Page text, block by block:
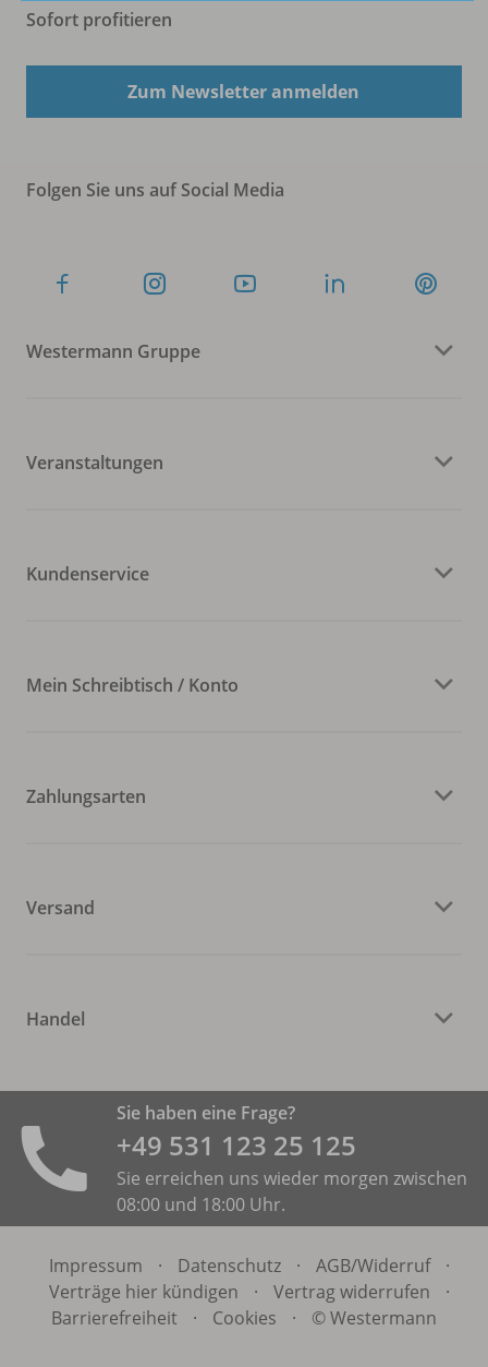
Sofort profitieren
Zum Newsletter anmelden
Folgen Sie uns auf Social Media
Westermann Gruppe
Veranstaltungen
Kundenservice
Mein Schreibtisch / Konto
Zahlungsarten
Versand
Handel
Sie haben eine Frage?
+49 531 ­123 25 125
Sie erreichen uns wieder morgen zwischen
08:00 und 18:00 Uhr.
Impressum · Datenschutz · AGB/Widerruf
·
Verträge hier kündigen
· Vertrag widerrufen
·
Barrierefreiheit
· Cookies · © Westermann